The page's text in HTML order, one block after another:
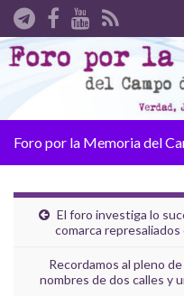
Search for:
Foro por la Memoria del
El foro investiga lo
comarca
Recordamos al pleno
nombres de dos calles y